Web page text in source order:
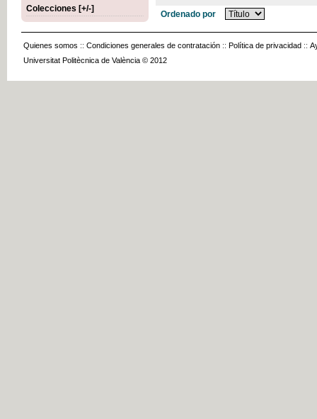
Colecciones [+/-]
Ordenado por
Quienes somos :: Condiciones generales de contratación :: Política de privacidad ::
Universitat Politècnica de València © 2012